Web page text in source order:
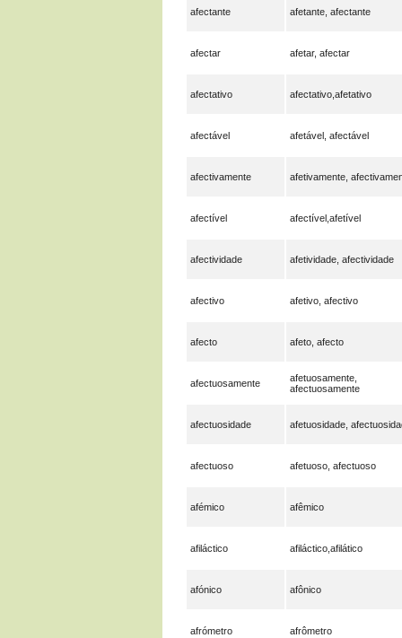
afectante afetante, afectante
afectar afetar, afectar
afectativo afectativo,afetativo
afectável afetável, afectável
afectivamente afetivamente,
afectível afectível,afetível
afectividade afetividade, afectividade
afectivo afetivo, afectivo
afecto afeto, afecto
afectuosamente
afetuosamente,
afectuosamente
afectuosidade afetuosidade,
afectuoso afetuoso, afectuoso
afémico afêmico
afiláctico afiláctico,afilático
afónico afônico
afrómetro afrômetro